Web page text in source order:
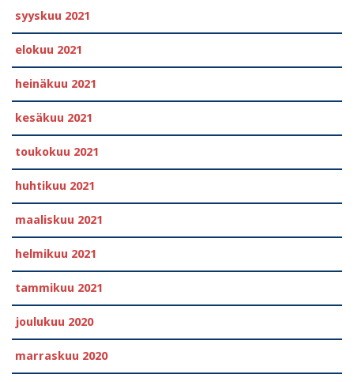
syyskuu 2021
elokuu 2021
heinäkuu 2021
kesäkuu 2021
toukokuu 2021
huhtikuu 2021
maaliskuu 2021
helmikuu 2021
tammikuu 2021
joulukuu 2020
marraskuu 2020